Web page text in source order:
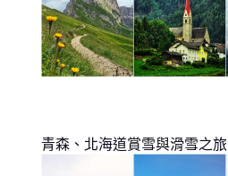
青森、北海道賞雪與滑雪之旅